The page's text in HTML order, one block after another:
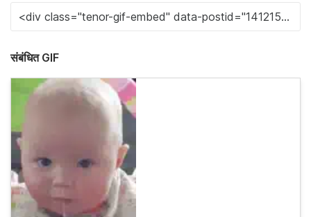
संबंधित GIF